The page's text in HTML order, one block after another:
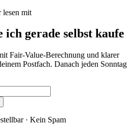
lesen mit
ich gerade selbst kaufe
Fair-Value-Berechnung und klarer
Postfach. Danach jeden Sonntag
· Kein Spam